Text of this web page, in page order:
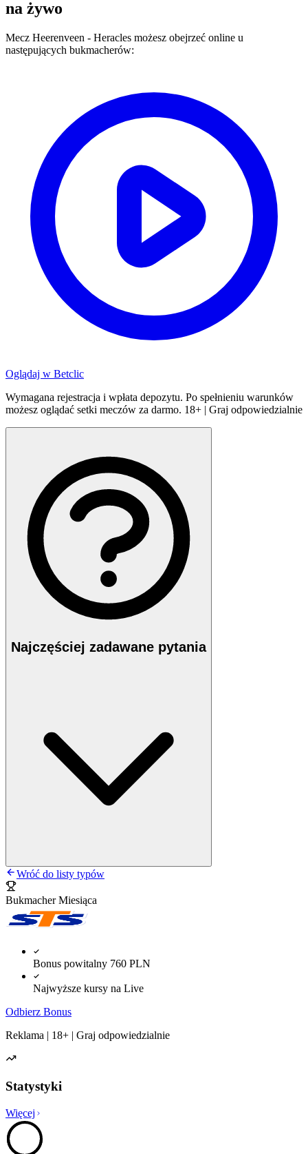
na żywo
Mecz Heerenveen - Heracles możesz obejrzeć online u
następujących bukmacherów:
Oglądaj w Betclic
Wymagana rejestracja i wpłata depozytu. Po spełnieniu warunków
możesz oglądać setki meczów za darmo. 18+ | Graj odpowiedzialnie
Najczęściej zadawane pytania
Wróć do listy typów
Bukmacher Miesiąca
Bonus powitalny 760 PLN
Najwyższe kursy na Live
Odbierz Bonus
Reklama | 18+ | Graj odpowiedzialnie
Statystyki
Więcej